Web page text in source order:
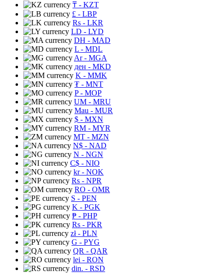
₸ - KZT
£ - LBP
Rs - LKR
LD - LYD
DH - MAD
L - MDL
Ar- MGA
ден - MKD
K - MMK
₮ - MNT
P- MOP
UM - MRU
Mau - MUR
$ - MXN
RM - MYR
MT - MZN
N$ - NAD
N - NGN
C$ - NIO
kr- NOK
Rs - NPR
RO - OMR
S - PEN
K - PGK
₱ - PHP
Rs - PKR
zł- PLN
G - PYG
QR - QAR
lei - RON
din. - RSD